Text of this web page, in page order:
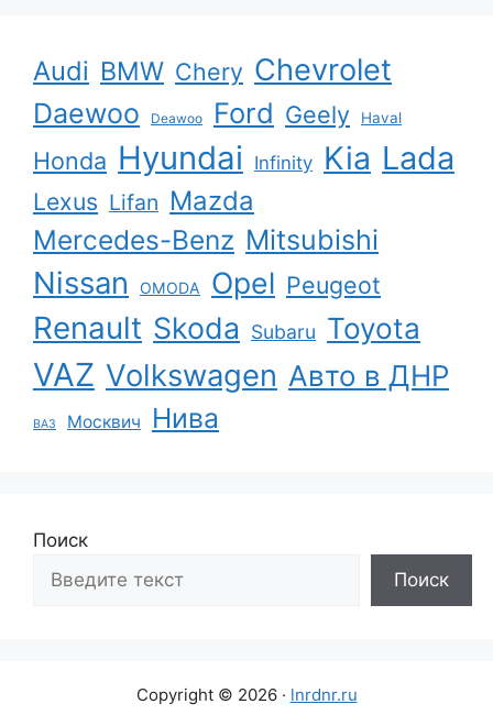
Audi BMW Chery Chevrolet
Daewoo Deawoo Ford Geely Haval
Honda Hyundai Infinity Kia Lada
Lexus Lifan Mazda
Mercedes-Benz Mitsubishi
Nissan OMODA Opel Peugeot
Renault Skoda Subaru Toyota
VAZ Volkswagen Авто в ДНР
ВАЗ Москвич Нива
Поиск
Поиск
Copyright © 2026 · lnrdnr.ru